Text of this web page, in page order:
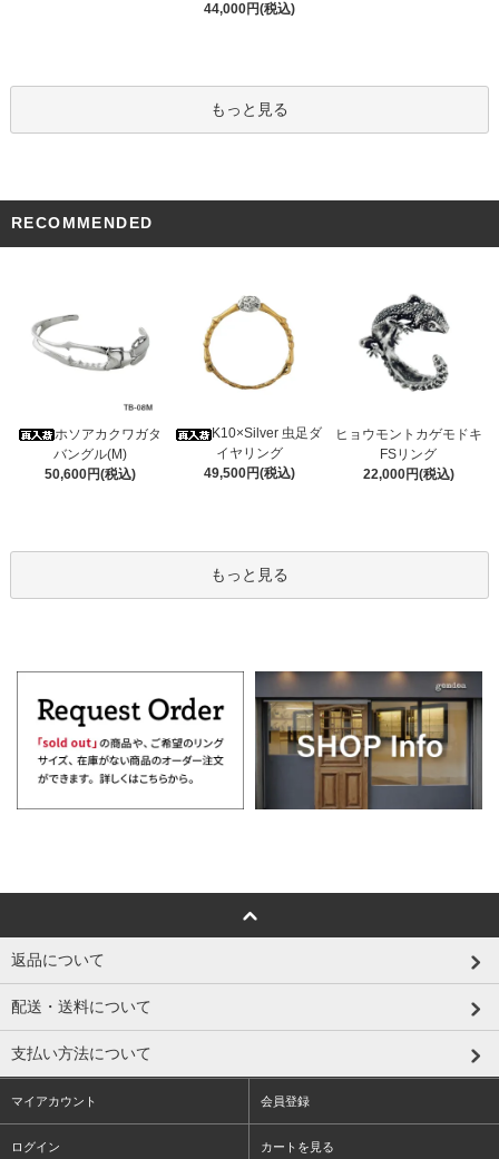
44,000円(税込)
もっと見る
RECOMMENDED
ホソアカクワガタ
バングル(M)
50,600円(税込)
K10×Silver 虫足ダ
イヤリング
49,500円(税込)
ヒョウモントカゲモドキ
FSリング
22,000円(税込)
もっと見る
返品について
配送・送料について
支払い方法について
マイアカウント 会員登録
ログイン カートを見る